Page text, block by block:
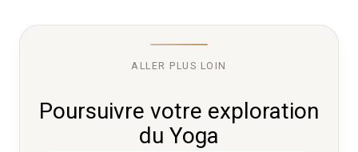
ALLER PLUS LOIN
Poursuivre votre exploration
du Yoga